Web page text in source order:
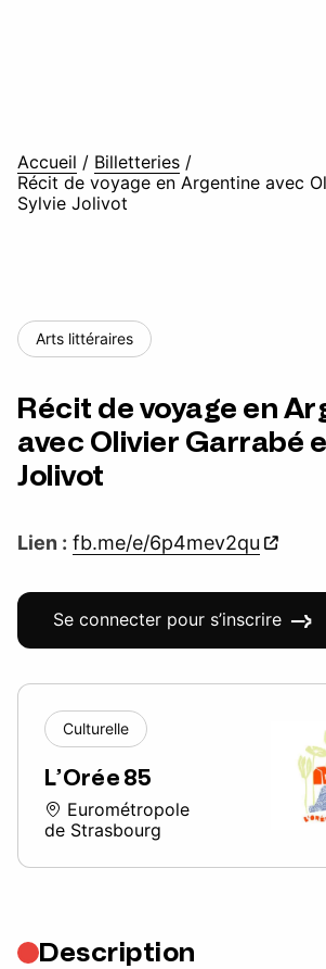
Accueil / Billetteries /
Récit de voyage en Argentine avec
Sylvie Jolivot
Arts littéraires
Récit de voyage en
avec Olivier Garrabé
Jolivot
Lien : fb.me/e/6p4mev2qu
Se connecter pour s’inscrire
Culturelle
L’Orée 85
Eurométropole
de Strasbourg
Description